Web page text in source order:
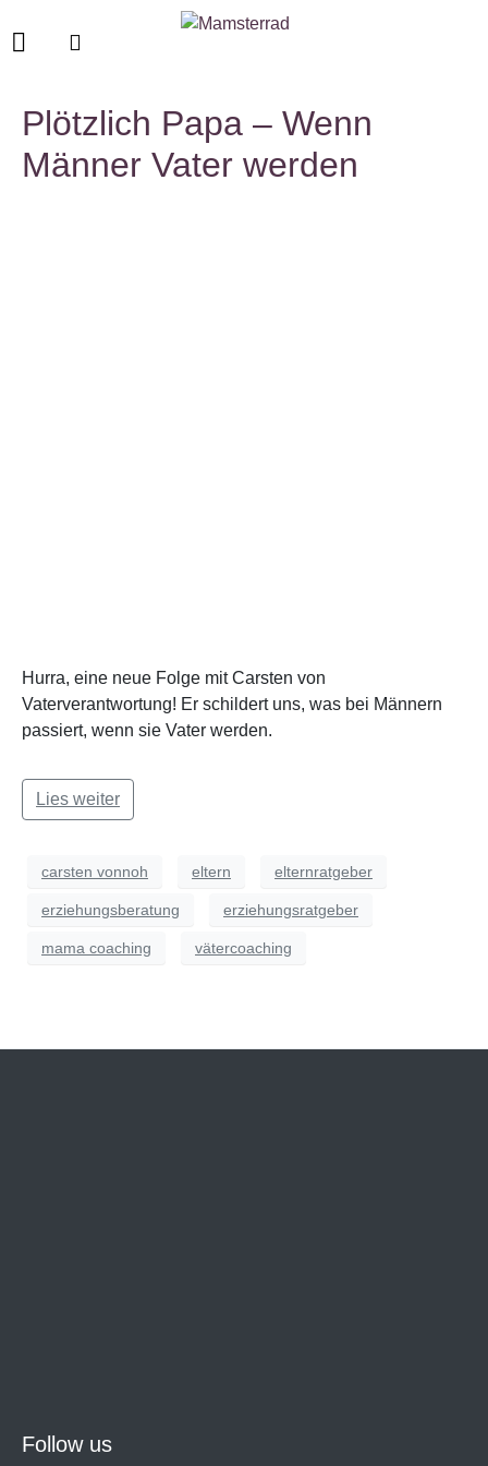
Plötzlich Papa – Wenn
Männer Vater werden
Hurra, eine neue Folge mit Carsten von
Vaterverantwortung! Er schildert uns, was bei Männern
passiert, wenn sie Vater werden.
Lies weiter
carsten vonnoh eltern elternratgeber
erziehungsberatung erziehungsratgeber
mama coaching vätercoaching
Follow us